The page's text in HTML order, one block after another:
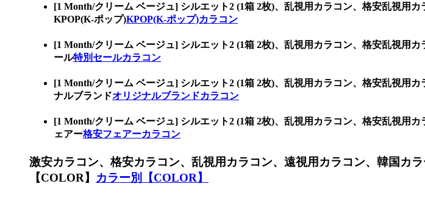
[1 Month/クリーム ベージュ] シルエット2 (1箱 2枚)、乱視用カラコン、格安乱視用
KPOP(K-ポップ)KPOP(K-ポップ)カラコン
[1 Month/クリーム ベージュ] シルエット2 (1箱 2枚)、乱視用カラコン、格安乱視用
ール特別セールカラコン
[1 Month/クリーム ベージュ] シルエット2 (1箱 2枚)、乱視用カラコン、格安乱視用
ナルブランドオリジナルブランドカラコン
[1 Month/クリーム ベージュ] シルエット2 (1箱 2枚)、乱視用カラコン、格安乱視用
ェアー格安フェアーカラコン
激安カラコン、格安カラコン、乱視用カラコン、遠視用カラコン、韓国カ
【COLOR】 カラー別【COLOR】